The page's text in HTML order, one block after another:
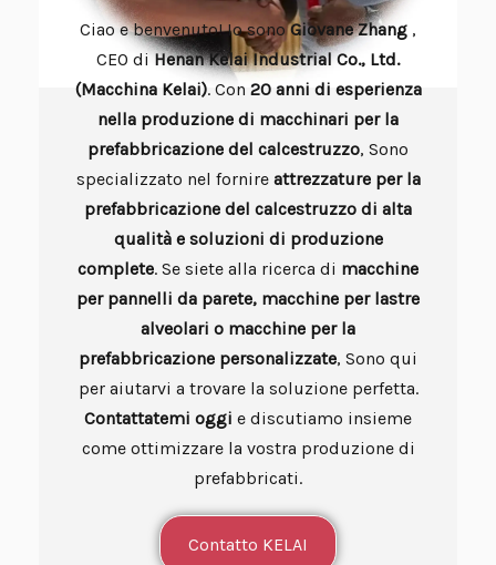
Ciao e benvenuto! Io sonoGiovaneZhang ,
CEO diHenan Kelai Industrial Co., Ltd.
(Macchina Kelai). Con 20 anni di esperienza
nella produzione di macchinari per la
prefabbricazione del calcestruzzo, Sono
specializzato nel fornire attrezzature per la
prefabbricazione del calcestruzzo di alta
qualità e soluzioni di produzione
complete. Se siete alla ricerca di macchine
per pannelli da parete, macchine per lastre
alveolari o macchine per la
prefabbricazione personalizzate, Sono qui
per aiutarvi a trovare la soluzione perfetta.
Contattatemi oggi e discutiamo insieme
come ottimizzare la vostra produzione di
prefabbricati.
Contatto KELAI